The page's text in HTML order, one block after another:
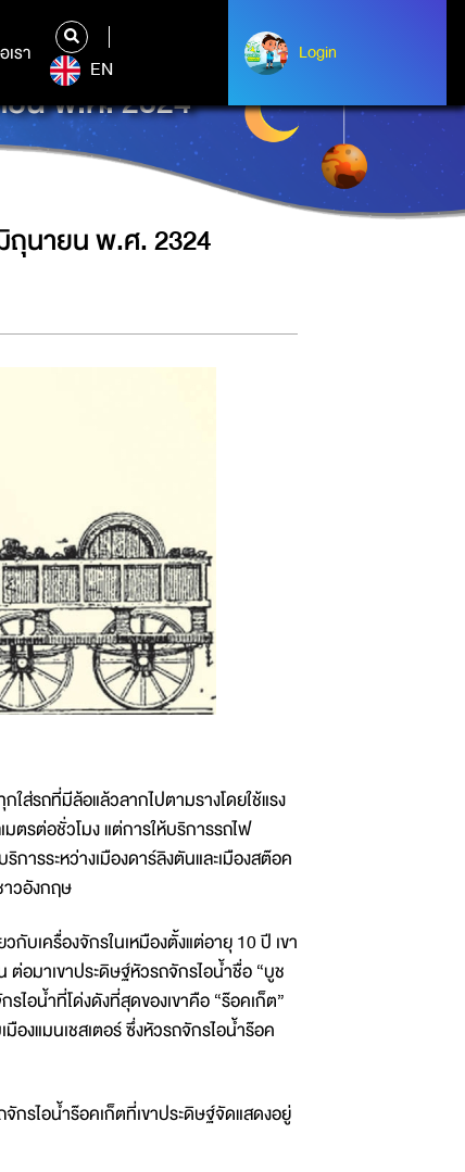
เรา
รา
EN
Login
Login
ยน พ.ศ. 2324
ถุนายน พ.ศ. 2324
ส่รถที่มีล้อแล้วลากไปตามรางโดยใช้แรง
ตรต่อชั่วโมง แต่การให้บริการรถไฟ
ารระหว่างเมืองดาร์ลิงตันและเมืองสต๊อค
วอังกฤษ
บเครื่องจักรในเหมืองตั้งแต่อายุ 10 ปี เขา
ต่อมาเขาประดิษฐ์หัวรถจักรไอน้ำชื่อ “บูช
ไอน้ำที่โด่งดังที่สุดของเขาคือ “ร๊อคเก็ต”
องแมนเชสเตอร์ ซึ่งหัวรถจักรไอน้ำร๊อค
รไอน้ำร๊อคเก็ตที่เขาประดิษฐ์จัดแสดงอยู่